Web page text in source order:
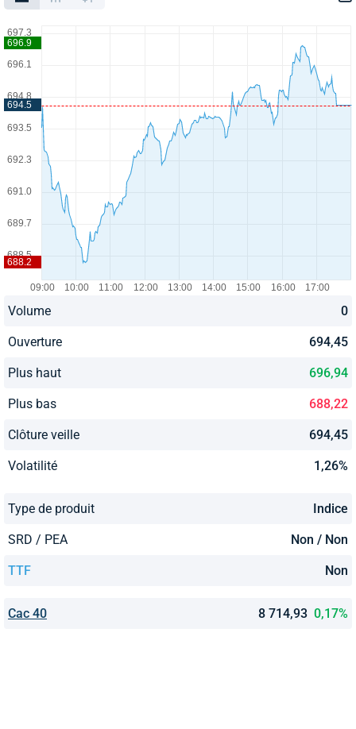
Volume 0
Ouverture 694,45
Plus haut 696,94
Plus bas 688,22
Clôture veille 694,45
Volatilité 1,26%
Type de produit Indice
SRD / PEA Non / Non
TTF Non
Cac 40 8 714,93 0,17%